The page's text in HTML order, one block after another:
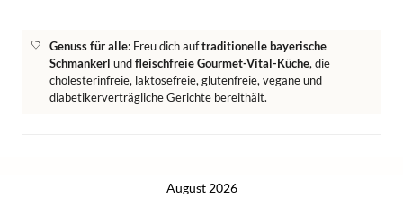
Genuss für alle: Freu dich auftraditionelle bayerische
Schmankerl undfleischfreie Gourmet-Vital-Küche, die
cholesterinfreie, laktosefreie, glutenfreie, vegane und
diabetikerverträgliche Gerichte bereithält.
August 2026